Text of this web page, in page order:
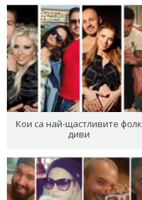
Кои са най-щастливите фолк
диви